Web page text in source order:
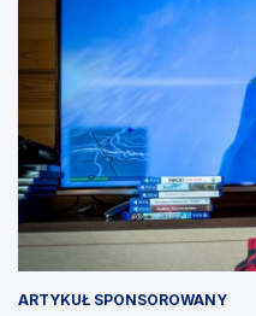
ARTYKUŁ SPONSOROWANY